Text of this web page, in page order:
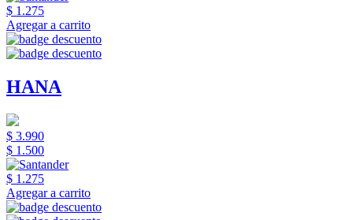
$ 1.275
Agregar a carrito
HANA
$ 3.990
$ 1.500
$ 1.275
Agregar a carrito